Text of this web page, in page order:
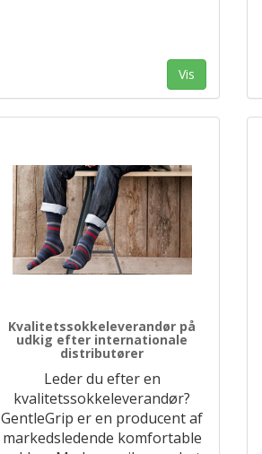
Vis
Kvalitetssokkeleverandør på
udkig efter internationale
distributører
Leder du efter en
kvalitetssokkeleverandør?
GentleGrip er en producent af
markedsledende komfortable